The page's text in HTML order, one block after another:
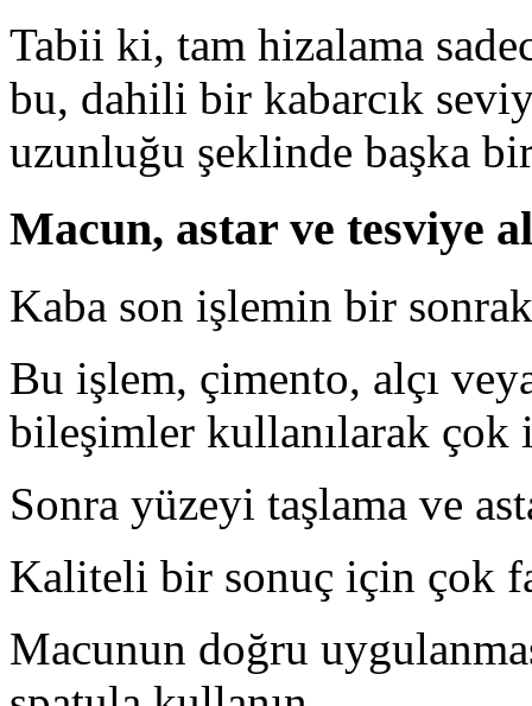
Tabii ki, tam hizalama
bu, dahili bir kabarcık
uzunluğu şeklinde başka
Macun, astar ve tesviye
Kaba son işlemin bir
Bu işlem, çimento, alçı
bileşimler kullanılarak
Sonra yüzeyi taşlama ve
Kaliteli bir sonuç için çok
Macunun doğru